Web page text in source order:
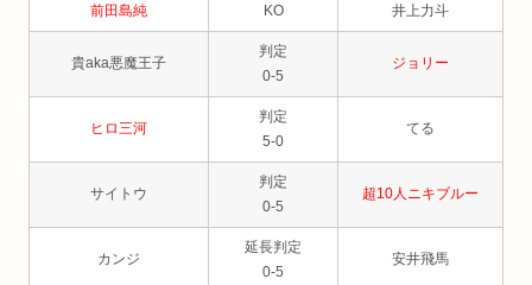
前田島純 KO 井上力斗
貴aka悪魔王子
判定
0-5
ジョリー
ヒロ三河
判定
5-0
てる
サイトウ
判定
0-5
超10人ニキブルー
カンジ
延長判定
0-5
安井飛馬